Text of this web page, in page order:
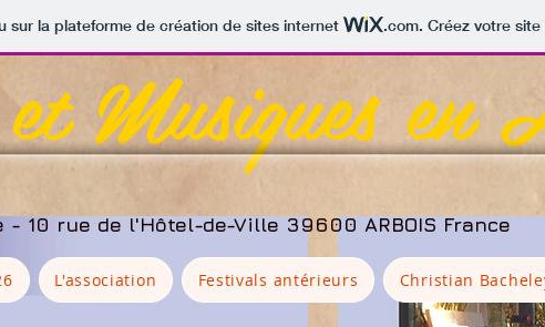
sur la plateforme de création de sites internet .com. Créez votre
Musiques en
- 10 rue de l'Hôtel-de-Ville 39600 ARBOIS France​
L'association Festivals antérieurs Christian